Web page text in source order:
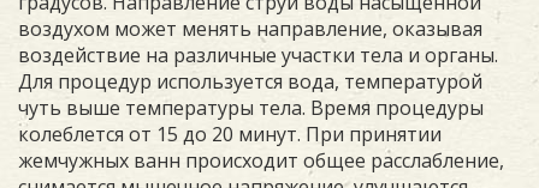
воздухом может менять направление, оказывая
воздействие на различные участки тела и органы.
Для процедур используется вода, температурой
чуть выше температуры тела. Время процедуры
колеблется от 15 до 20 минут. При принятии
жемчужных ванн происходит общее расслабление,